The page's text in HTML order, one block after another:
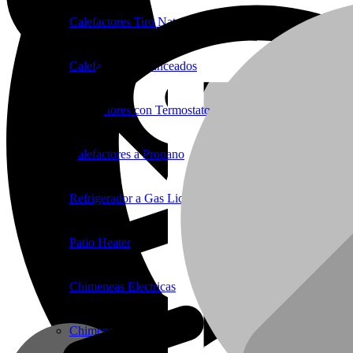
Calefactores Tiro Natural
Calefactores Balanceados
Calefactores con Termostato
Calefactores a Propano
Refrigerador a Gas Licuado
Patio Heater
Chimeneas Electricas
Chimeneas de Troncos